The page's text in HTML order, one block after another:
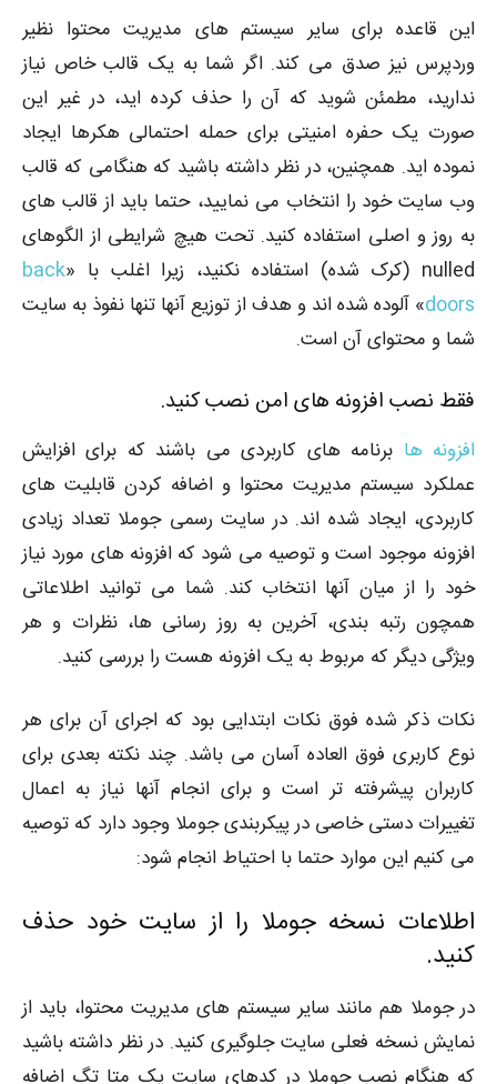
این قاعده برای سایر سیستم های مدیریت محتوا نظیر
وردپرس نیز صدق می کند. اگر شما به یک قالب خاص نیاز
ندارید، مطمئن شوید که آن را حذف کرده اید، در غیر این
صورت یک حفره امنیتی برای حمله احتمالی هکرها ایجاد
نموده اید. همچنین، در نظر داشته باشید که هنگامی که قالب
وب سایت خود را انتخاب می نمایید، حتما باید از قالب های
به روز و اصلی استفاده کنید. تحت هیچ شرایطی از الگوهای
nulled (کرک شده) استفاده نکنید، زیرا اغلب با «
back
doors» آلوده شده اند و هدف از توزیع آنها تنها نفوذ به سایت
شما و محتوای آن است.
فقط نصب افزونه های امن نصب کنید.
افزونه ها برنامه های کاربردی می باشند که برای افزایش
عملکرد سیستم مدیریت محتوا و اضافه کردن قابلیت های
کاربردی، ایجاد شده اند. در سایت رسمی جوملا تعداد زیادی
افزونه موجود است و توصیه می شود که افزونه های مورد نیاز
خود را از میان آنها انتخاب کند. شما می توانید اطلاعاتی
همچون رتبه بندی، آخرین به روز رسانی ها، نظرات و هر
ویژگی دیگر که مربوط به یک افزونه هست را بررسی کنید.
نکات ذکر شده فوق نکات ابتدایی بود که اجرای آن برای هر
نوع کاربری فوق العاده آسان می باشد. چند نکته بعدی برای
کاربران پیشرفته تر است و برای انجام آنها نیاز به اعمال
تغییرات دستی خاصی در پیکربندی جوملا وجود دارد که توصیه
می کنیم این موارد حتما با احتیاط انجام شود:
اطلاعات نسخه جوملا را از سایت خود حذف
کنید.
در جوملا هم مانند سایر سیستم های مدیریت محتوا، باید از
نمایش نسخه فعلی سایت جلوگیری کنید. در نظر داشته باشید
که هنگام نصب جوملا در کدهای سایت یک متا تگ اضافه